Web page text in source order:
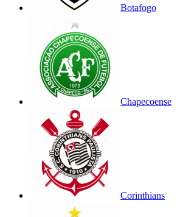
Botafogo
Chapecoense
Corinthians